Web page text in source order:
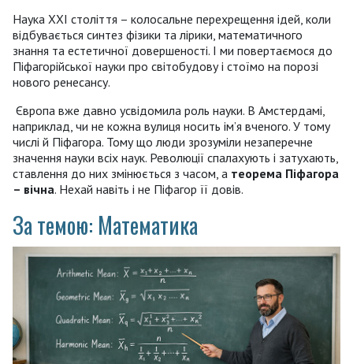
Наука XXI століття – колосальне перехрещення ідей, коли
відбувається синтез фізики та лірики, математичного
знання та естетичної довершеності. І ми повертаємося до
Піфагорійської науки про світобудову і стоїмо на порозі
нового ренесансу.
Європа вже давно усвідомила роль науки. В Амстердамі,
наприклад, чи не кожна вулиця носить ім’я вченого. У тому
числі й Піфагора. Тому що люди зрозуміли незаперечне
значення науки всіх наук. Революції спалахують і затухають,
ставлення до них змінюється з часом, а теорема Піфагора
– вічна. Нехай навіть і не Піфагор її довів.
За темою: Математика